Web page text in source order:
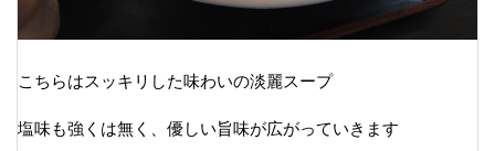
こちらはスッキリした味わいの淡麗スープ
塩味も強くは無く、優しい旨味が広がっていきます